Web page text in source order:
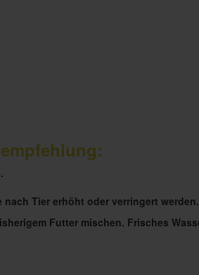
Tier erhöht oder verringert werden.
Futter mischen. Frisches